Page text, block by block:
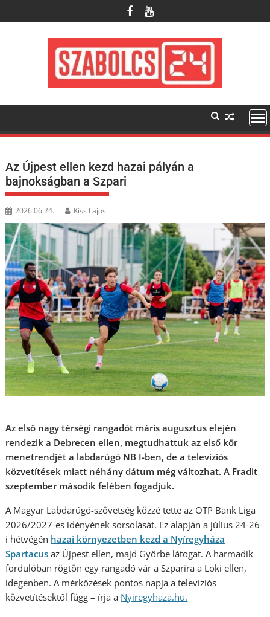
to
Az Újpest ellen kezd hazai pályán a
bajnokságban a Szpari
2026.06.24. Kiss Lajos
Az első nagy térségi rangadót máris augusztus elején
rendezik a Debrecen ellen, megtudhattuk az első kör
menetrendjét a labdarúgó NB I-ben, de a televíziós
közvetítések miatt néhány dátum még változhat. A Fradit
szeptember második felében fogadjuk.
A Magyar Labdarúgó-szövetség közzé tette az OTP Bank Liga
2026/2027-es idényének sorsolását. Ez alapján a július 24-26-
i hétvégén hazai környezetben kezd a Nyíregyháza
Spartacus az Újpest ellen, majd Győrbe látogat. A harmadik
fordulóban rögtön egy rangadó vár a Szparira a Loki ellen,
idegenben. A mérkőzések pontos napja a televíziós
közvetítésektől függ – írja a Nyiregyhaza.hu.